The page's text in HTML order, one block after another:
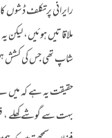
رایرانی پرتکلف ڈشوں
ملاقاتیں ہوئیں،
شاپ تھی جس کی کشش
حقیقت یہ ہے کہ میں
بہت سے گوشے کھلے